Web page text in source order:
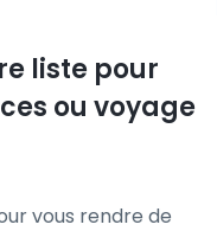
liste pour
ou voyage
vous rendre de